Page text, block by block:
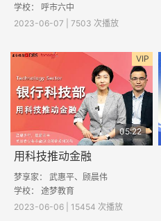
学校： 呼市六中
2023-06-07 | 7503 次播放
VIP
05:22
用科技推动金融
梦享家： 武惠平、顾晨伟
学校： 途梦教育
2023-06-06 | 15454 次播放